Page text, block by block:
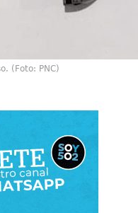
(Foto: PNC)